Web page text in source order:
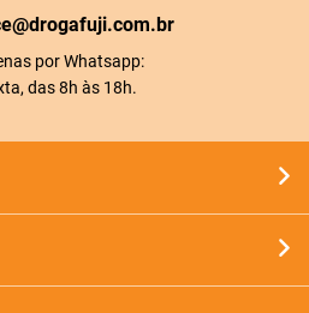
por Whatsapp:
das 8h às 18h.